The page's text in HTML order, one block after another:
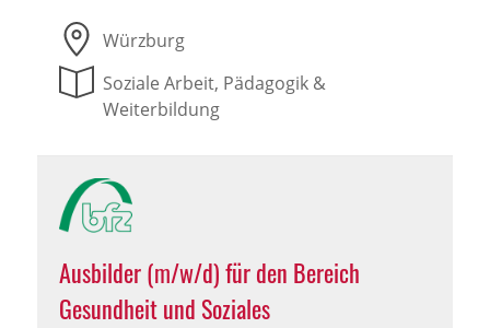
Würzburg
Soziale Arbeit, Pädagogik &
Weiterbildung
Ausbilder (m/w/d) für den Bereich
Gesundheit und Soziales